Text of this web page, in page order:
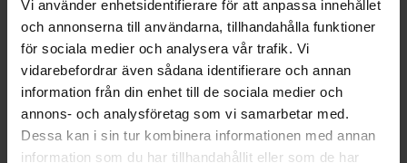
Vi använder enhetsidentifierare för att anpassa innehållet
och annonserna till användarna, tillhandahålla funktioner
för sociala medier och analysera vår trafik. Vi
vidarebefordrar även sådana identifierare och annan
information från din enhet till de sociala medier och
annons- och analysföretag som vi samarbetar med.
Dessa kan i sin tur kombinera informationen med annan
information som du har tillhandahållit eller som de har